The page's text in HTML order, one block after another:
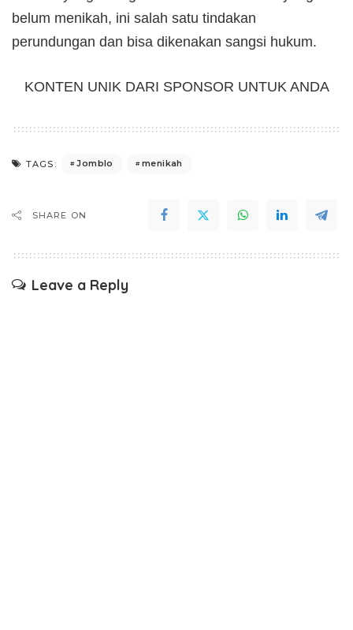
belum menikah, ini salah satu tindakan
perundungan dan bisa dikenakan sangsi hukum.
KONTEN UNIK DARI SPONSOR UNTUK ANDA
TAGS: Jomblo menikah
SHARE ON
Leave a Reply